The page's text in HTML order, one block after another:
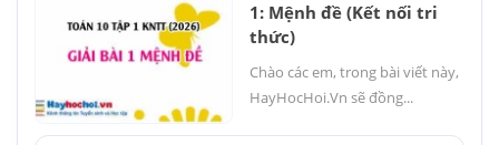
1: Mệnh đề (Kết nối tri
thức)
Chào các em, trong bài viết này,
HayHocHoi.Vn sẽ đồng...